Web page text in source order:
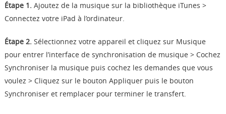
Étape 1. Ajoutez de la musique sur la bibliothèque iTunes >
Connectez votre iPad à l’ordinateur.
Étape 2. Sélectionnez votre appareil et cliquez sur Musique
pour entrer l’interface de synchronisation de musique > Cochez
Synchroniser la musique puis cochez les demandes que vous
voulez > Cliquez sur le bouton Appliquer puis le bouton
Synchroniser et remplacer pour terminer le transfert.